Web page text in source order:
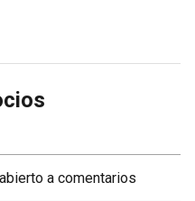
a comentarios